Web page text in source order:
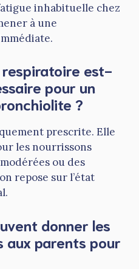
inhabituelle chez
à une
est-
pour un
?
prescrite. Elle
les nourrissons
ou des
repose sur l’état
donner les
aux parents pour